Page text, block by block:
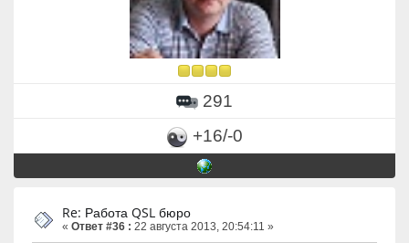
291
+16/-0
Re: Работа QSL бюро
« Ответ #36 : 22 августа 2013, 20:54:11 »